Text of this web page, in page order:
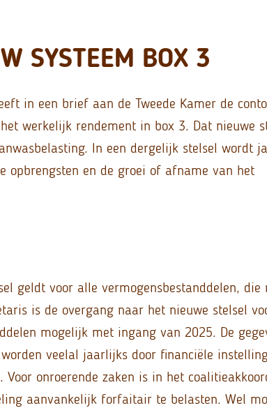
SYSTEEM BOX 3
in een brief aan de Tweede Kamer de
werkelijk rendement in box 3. Dat nieuwe
In een dergelijk stelsel wordt
opbrengsten en de groei of afname van het
geldt voor alle vermogensbestanddelen, die
is de overgang naar het nieuwe stelsel
mogelijk met ingang van 2025. De
veelal jaarlijks door financiële
onroerende zaken is in het
aanvankelijk forfaitair te belasten. Wel